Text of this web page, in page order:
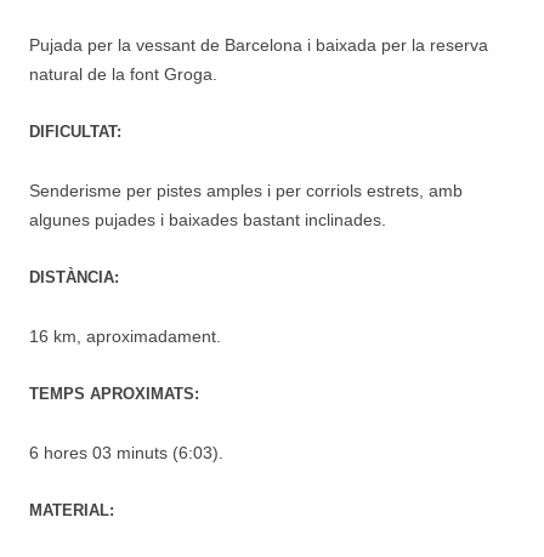
Pujada per la vessant de Barcelona i baixada per la reserva
natural de la font Groga.
DIFICULTAT:
Senderisme per pistes amples i per corriols estrets, amb
algunes pujades i baixades bastant inclinades.
DISTÀNCIA:
16 km, aproximadament.
TEMPS APROXIMATS:
6 hores 03 minuts (6:03).
MATERIAL: